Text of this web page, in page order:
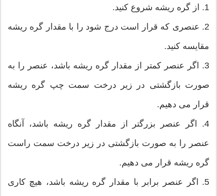
1. از گره ریشه شروع کنید.
2. عنصری که قرار است درج شود را با مقدار گره ریشه
مقایسه کنید.
3. اگر عنصر کمتر از مقدار گره ریشه باشد، عنصر را به
صورت بازگشتی در زیر درخت سمت چپ گره ریشه
قرار می دهیم.
4. اگر عنصر بزرگتر از مقدار گره ریشه باشد، آنگاه
عنصر را به صورت بازگشتی در زیر درخت سمت راست
گره ریشه قرار می دهیم.
5. اگر عنصر برابر با مقدار گره ریشه باشد، هیچ کاری